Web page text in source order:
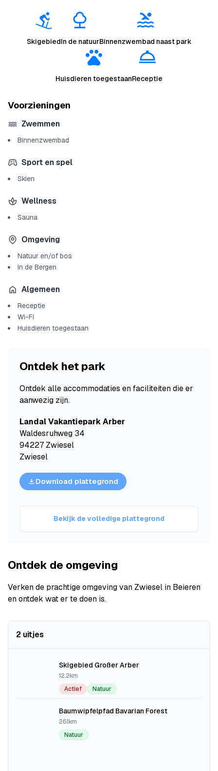
SkigebiedIn de natuurBinnenzwembad naast park
Huisdieren toegestaanReceptie
Voorzieningen
Zwemmen
Binnenzwembad
Sport en spel
Skien
Wellness
Sauna
Omgeving
Natuur en/of bos
In de Bergen
Algemeen
Receptie
Wi-Fi
Huisdieren toegestaan
Ontdek het park
Ontdek alle accommodaties en faciliteiten die er
aanwezig zijn.
Landal Vakantiepark Arber
Waldesruhweg 34
94227 Zwiesel
Zwiesel
Download plattegrond
Bekijk de volledige plattegrond
Ontdek de omgeving
Verken de prachtige omgeving van Zwiesel in Beieren
en ontdek wat er te doen is.
2 uitjes
Skigebied Großer Arber
12.2km
Actief
Natuur
Baumwipfelpfad Bavarian Forest
26.1km
Natuur